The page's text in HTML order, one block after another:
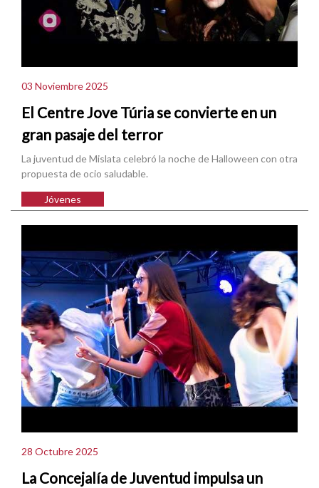
03 Noviembre 2025
El Centre Jove Túria se convierte en un
gran pasaje del terror
La juventud de Mislata celebró la noche de Halloween con otra
propuesta de ocio saludable.
Jóvenes
28 Octubre 2025
La Concejalía de Juventud impulsa un